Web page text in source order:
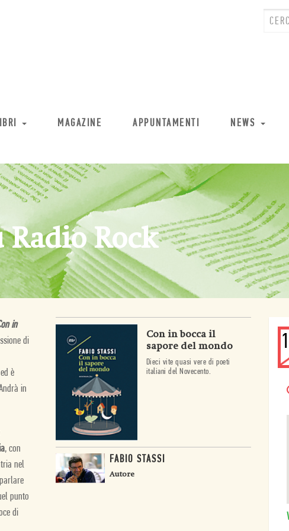
MAGAZINE APPUNTAMENTI NEWS
Radio Rock
in
di
è
in
, con
nel
punto
di
Con in bocca il
sapore del mondo
Dieci vite quasi vere di poeti
italiani del Novecento.
FABIO STASSI
Autore